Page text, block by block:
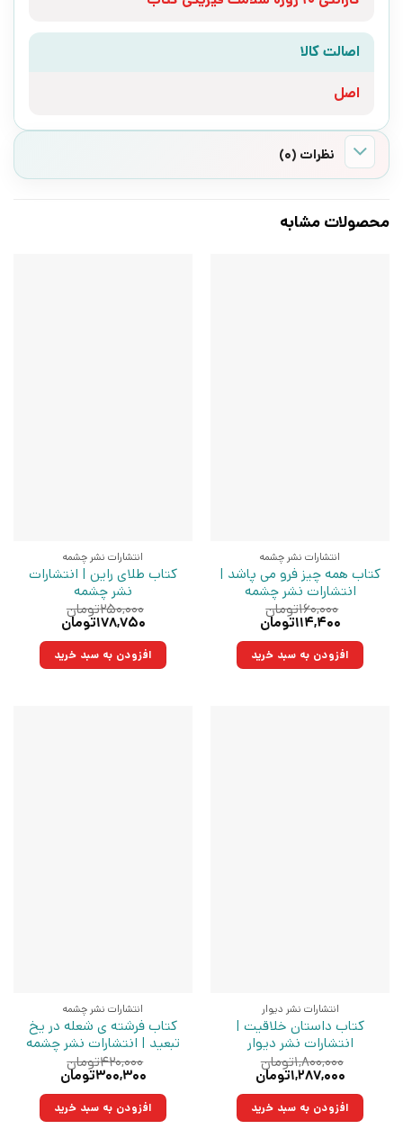
اصالت کالا
اصل
نظرات (0)
محصولات مشابه
انتشارات نشر چشمه
کتاب همه چیز فرو می پاشد |
انتشارات نشر چشمه
۱۶۰,۰۰۰تومان
قیمت
۱۶۰,۰۰۰تومان
بود.
۱۱۴,۴۰۰تومان
۱۱۴,۴۰۰تومان.افزودن به سبد خرید
انتشارات نشر چشمه
کتاب طلای راین | انتشارات
نشر چشمه
۲۵۰,۰۰۰تومان
قیمت
۲۵۰,۰۰۰تومان
بود.
۱۷۸,۷۵۰تومان
۱۷۸,۷۵۰تومان.افزودن به سبد خرید
انتشارات نشر دیوار
کتاب داستان خلاقیت |
انتشارات نشر دیوار
۱,۸۰۰,۰۰۰تومان
قیمت
۱,۸۰۰,۰۰۰تومان
بود.
۱,۲۸۷,۰۰۰تومان
۱,۲۸۷,۰۰۰تومان.افزودن به سبد خرید
انتشارات نشر چشمه
کتاب فرشته ی شعله در یخ
تبعید | انتشارات نشر چشمه
۴۲۰,۰۰۰تومان
قیمت
۴۲۰,۰۰۰تومان
بود.
۳۰۰,۳۰۰تومان
۳۰۰,۳۰۰تومان.افزودن به سبد خرید